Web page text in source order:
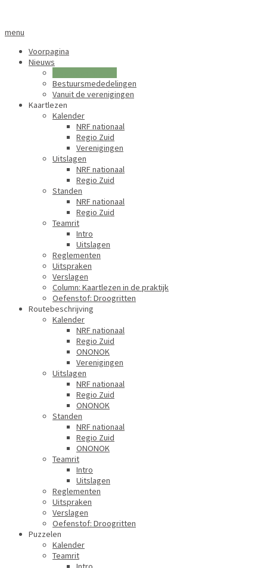
menu
Voorpagina
Nieuws
Bestuursmededelingen
Vanuit de verenigingen
Kaartlezen
Kalender
NRF nationaal
Regio Zuid
Verenigingen
Uitslagen
NRF nationaal
Regio Zuid
Standen
NRF nationaal
Regio Zuid
Teamrit
Intro
Uitslagen
Reglementen
Uitspraken
Verslagen
Column: Kaartlezen in de praktijk
Oefenstof: Droogritten
Routebeschrijving
Kalender
NRF nationaal
Regio Zuid
ONONOK
Verenigingen
Uitslagen
NRF nationaal
Regio Zuid
ONONOK
Standen
NRF nationaal
Regio Zuid
ONONOK
Teamrit
Intro
Uitslagen
Reglementen
Uitspraken
Verslagen
Oefenstof: Droogritten
Puzzelen
Kalender
Teamrit